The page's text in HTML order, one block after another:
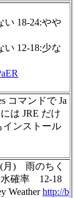
い 18-24:やや
い 12-18:少な
コマンドで Ja
は JRE だけ
インストール
月) 雨のちく
確率 12-18
Weatherhttp://b